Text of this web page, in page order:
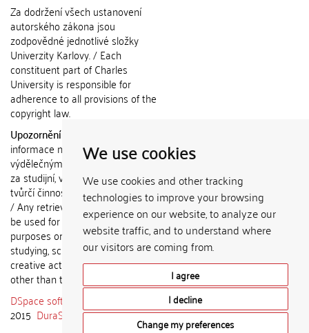
We use cookies
We use cookies and other tracking
technologies to improve your browsing
experience on our website, to analyze our
website traffic, and to understand where
our visitors are coming from.
I agree
I decline
Change my preferences
Za dodržení všech ustanovení
autorského zákona jsou
zodpovědné jednotlivé složky
Univerzity Karlovy. / Each
constituent part of Charles
University is responsible for
adherence to all provisions of the
copyright law.
Upozornění / Notice:
informace nemohou být použity k
výdělečným účelům nebo vydávány
za studijní, vědeckou nebo jinou
tvůrčí činnost jiné osoby než autora.
/ Any retrieved information shall not
be used for any commercial
purposes or claimed as results of
studying, scientific or any other
creative activities of any person
other than the author.
DSpace software
2015 DuraSpace